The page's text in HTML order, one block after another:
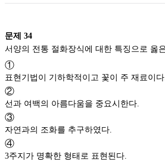
문제 34
①
표현기법이 기하학적이고 꽃이 주 재료이다.
②
선과 여백의 아름다움을 중요시한다.
③
자연과의 조화를 추구하였다.
④
3주지가 명확한 형태로 표현된다.